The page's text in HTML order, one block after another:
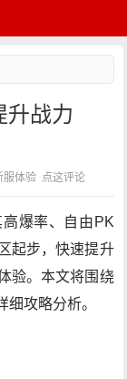
升战力
服体验 点这评论
爆率、自由PK
起步，快速提升
验。本文将围绕
攻略分析。